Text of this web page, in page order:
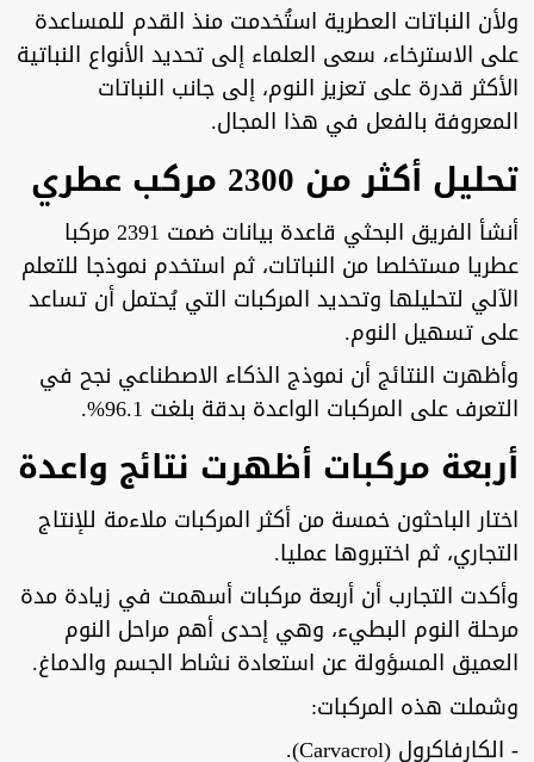
ولأن النباتات العطرية استُخدمت منذ القدم للمساعدة
على الاسترخاء، سعى العلماء إلى تحديد الأنواع النباتية
الأكثر قدرة على تعزيز النوم، إلى جانب النباتات
المعروفة بالفعل في هذا المجال.
تحليل أكثر من 2300 مركب عطري
أنشأ الفريق البحثي قاعدة بيانات ضمت 2391 مركبا
عطريا مستخلصا من النباتات، ثم استخدم نموذجا للتعلم
الآلي لتحليلها وتحديد المركبات التي يُحتمل أن تساعد
على تسهيل النوم.
وأظهرت النتائج أن نموذج الذكاء الاصطناعي نجح في
التعرف على المركبات الواعدة بدقة بلغت 96.1%.
أربعة مركبات أظهرت نتائج واعدة
اختار الباحثون خمسة من أكثر المركبات ملاءمة للإنتاج
التجاري، ثم اختبروها عمليا.
وأكدت التجارب أن أربعة مركبات أسهمت في زيادة مدة
مرحلة النوم البطيء، وهي إحدى أهم مراحل النوم
العميق المسؤولة عن استعادة نشاط الجسم والدماغ.
وشملت هذه المركبات:
- الكارفاكرول (Carvacrol).